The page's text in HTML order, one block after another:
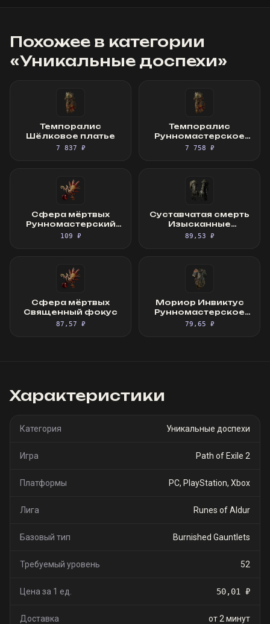
Похожее в категории
«Уникальные доспехи»
Темпоралис
Шёлковое платье
7 837 ₽
Темпоралис
Рунномастерское
Шёлковое платье
7 758 ₽
Сфера мёртвых
Рунномастерский
Священный фокус
109 ₽
Суставчатая смерть
Изысканные
перчатки
89,53 ₽
Сфера мёртвых
Священный фокус
87,57 ₽
Мориор Инвиктус
Рунномастерское
Великолепное
79,65 ₽
Характеристики
Категория Уникальные доспехи
Игра Path of Exile 2
Платформы PC, PlayStation, Xbox
Лига Runes of Aldur
Базовый тип Burnished Gauntlets
Требуемый уровень 52
Цена за 1 ед. 50,01 ₽
Доставка от 2 минут